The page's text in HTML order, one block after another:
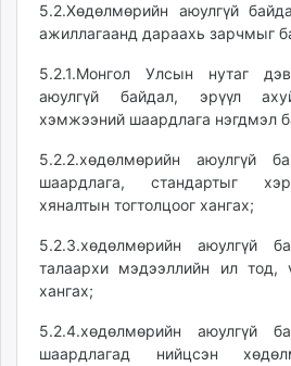
5.2.Хөдөлмөрийн аюулгүй
ажиллагаанд дараахь зарчмыг
5.2.1.Монгол Улсын нутаг
аюулгүй байдал, эрүүл
хэмжээний шаардлага нэгдмэл
5.2.2.хөдөлмөрийн аюулгүй
шаардлага, стандартыг
хяналтын тогтолцоог хангах;
5.2.3.хөдөлмөрийн аюулгүй
талаархи мэдээллийн ил тод,
хангах;
5.2.4.хөдөлмөрийн аюулгүй
шаардлагад нийцсэн